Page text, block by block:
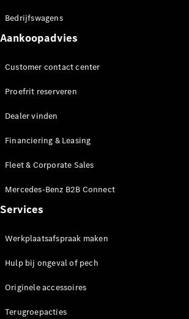
Bedrijfswagens
Aankoopadvies
Customer contact center
Proefrit reserveren
Dealer vinden
Financiering & Leasing
Fleet & Corporate Sales
Mercedes-Benz B2B Connect
Services
Werkplaatsafspraak maken
Hulp bij ongeval of pech
Originele accessoires
Terugroepacties